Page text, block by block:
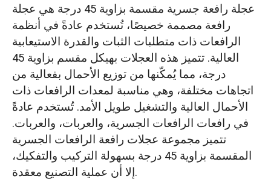
عجلة رافعة جسرية مقسمة بزاوية 45 درجة هي عجلة
رافعة مصممة خصيصًا، تُستخدم عادةً في أنظمة
الرافعات ذات متطلبات الثبات والقدرة الاستيعابية
العالية. تتميز هذه العجلات بهيكل مقسم بزاوية 45
درجة، مما يُمكّنها من توزيع الأحمال بفعالية من
اتجاهات مختلفة، وهي مناسبة لمعدات الرافعات ذات
الأحمال العالية والتشغيل طويل الأمد. تُستخدم عادةً
في رافعات الرافعات الجسرية، والعربات، والعربات.
تتميز مجموعة عجلات رافعة الرافعات الجسرية
المقسمة بزاوية 45 درجة بسهولة التركيب والتفكيك،
إلا أن عملية التصنيع معقدة.